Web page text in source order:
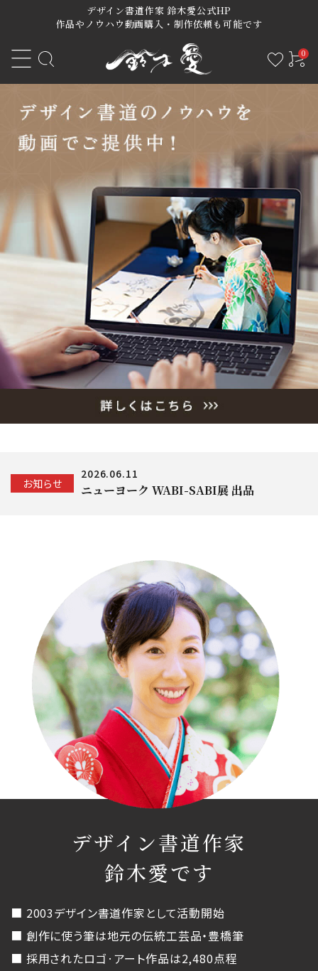
デザイン書道作家 鈴木愛公式HP
作品やノウハウ動画購入・制作依頼も可能です
0
ACCOUNT MENU
ようこそ 会員名 様
アート作品
オーダーご制作依頼
名入れオーダー商品
その他商品
デザイン書道教室
INFORMATION
お知らせ
2026.06.11
ニューヨーク WABI-SABI展 出品
デザイン書道作家
鈴木愛です
■ 2003デザイン書道作家として活動開始
■ 創作に使う筆は地元の伝統工芸品・豊橋筆
■ 採用されたロゴ·アート作品は2,480点程